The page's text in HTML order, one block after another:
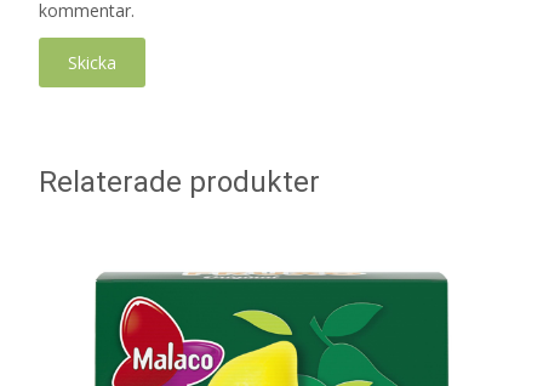
kommentar.
Relaterade produkter